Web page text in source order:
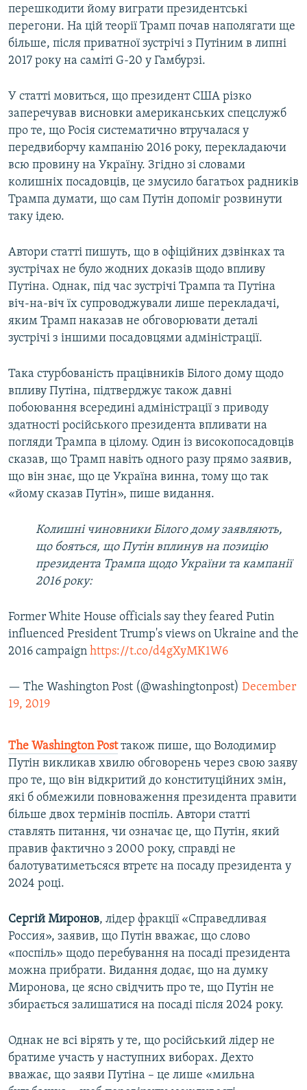
перешкодити йому виграти президентські
перегони. На цій теорії Трамп почав наполягати ще
більше, після приватної зустрічі з Путіним в липні
2017 року на саміті G-20 у Гамбурзі.
У статті мовиться, що президент США різко
заперечував висновки американських спецслужб
про те, що Росія систематично втручалася у
передвиборчу кампанію 2016 року, перекладаючи
всю провину на Україну. Згідно зі словами
колишніх посадовців, це змусило багатьох радників
Трампа думати, що сам Путін допоміг розвинути
таку ідею.
Автори статті пишуть, що в офіційних дзвінках та
зустрічах не було жодних доказів щодо впливу
Путіна. Однак, під час зустрічі Трампа та Путіна
віч-на-віч їх супроводжували лише перекладачі,
яким Трамп наказав не обговорювати деталі
зустрічі з іншими посадовцями адміністрації.
Така стурбованість працівників Білого дому щодо
впливу Путіна, підтверджує також давні
побоювання всередині адміністрації з приводу
здатності російського президента впливати на
погляди Трампа в цілому. Один із високопосадовців
сказав, що Трамп навіть одного разу прямо заявив,
що він знає, що це Україна винна, тому що так
«йому сказав Путін», пише видання.
Колишні чиновники Білого дому заявляють,
що бояться, що Путін вплинув на позицію
президента Трампа щодо України та кампанії
2016 року:
Former White House officials say they feared Putin
influenced President Trump's views on Ukraine and the
2016 campaign https://t.co/d4gXyMK1W6
— The Washington Post (@washingtonpost) December
19, 2019
The Washington Postтакож пише, що Володимир
Путін викликав хвилю обговорень через свою заяву
про те, що він відкритий до конституційних змін,
які б обмежили повноваження президента правити
більше двох термінів поспіль. Автори статті
ставлять питання, чи означає це, що Путін, який
правив фактично з 2000 року, справді не
балотуватиметьсяся втретє на посаду президента у
2024 році.
Сергій Миронов, лідер фракції «Справедливая
Россия», заявив, що Путін вважає, що слово
«поспіль» щодо перебування на посаді президента
можна прибрати. Видання додає, що на думку
Миронова, це ясно свідчить про те, що Путін не
збирається залишатися на посаді після 2024 року.
Однак не всі вірять у те, що російський лідер не
братиме участь у наступних виборах. Дехто
вважає, що заяви Путіна – це лише «мильна